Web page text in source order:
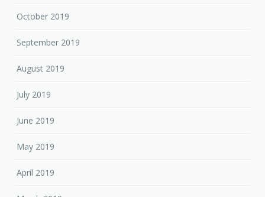
October 2019
September 2019
August 2019
July 2019
June 2019
May 2019
April 2019